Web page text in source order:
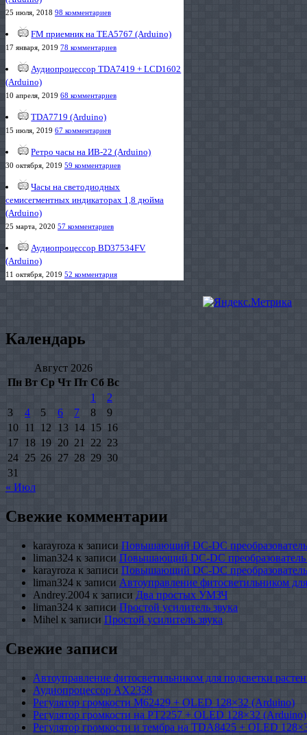
25 июля, 2018 98 комментариев
FM приемник на TEA5767 (Arduino)
17 января, 2019 78 комментариев
Аудиопроцессор TDA7419 + LCD1602
(Arduino)
10 апреля, 2019 68 комментариев
TDA7719 (Arduino)
15 июля, 2019 67 комментариев
Ретро часы на ИВ-22 (Arduino)
30 октября, 2019 59 комментариев
Часы на светодиодных
семисегментных индикаторах 1,8 дюйма
(Arduino)
25 марта, 2020 57 комментариев
Аудиопроцессор BD37534FV
(Arduino)
11 октября, 2019 52 комментария
Календарь
Август 2026
Пн Вт Ср Чт Пт Сб Вс
1
2
3
4 5 6 7 8
9
10
11 12 13 14 15 16
17 18 19 20 21 22 23
24 25 26 27 28 29 30
31
« Июл
Свежие комментарии
karayroza к записи Повышающий DC-DC
liman324 к записи Повышающий DC-DC
karayroza к записи Повышающий DC-DC
liman324 к записи Автоуправление фитосветильником
Andrey.2004 к записи Два простых УМЗЧ
liman324 к записи Простой усилитель звука
Mihel к записи Простой усилитель звука
Свежие записи
Автоуправление фитосветильником для подсветки
Аудиопроцессор AX2358
Регулятор громкости M62429 + OLED 128×32 (Arduino)
Регулятор громкости на PT2257 + OLED 128×32 (Arduino)
Регулятор громкости и тембра на TDA8425 + OLED